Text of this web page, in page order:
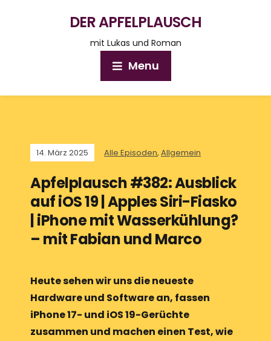
DER APFELPLAUSCH
mit Lukas und Roman
Menu
14. März 2025 Alle Episoden, Allgemein
Apfelplausch #382: Ausblick
auf iOS 19 | Apples Siri-Fiasko
| iPhone mit Wasserkühlung?
– mit Fabian und Marco
Heute sehen wir uns die neueste
Hardware und Software an, fassen
iPhone 17- und iOS 19-Gerüchte
zusammen und machen einen Test, wie